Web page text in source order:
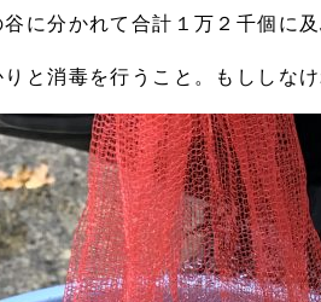
に分かれて合計１万２千個に
と消毒を行うこと。もししな